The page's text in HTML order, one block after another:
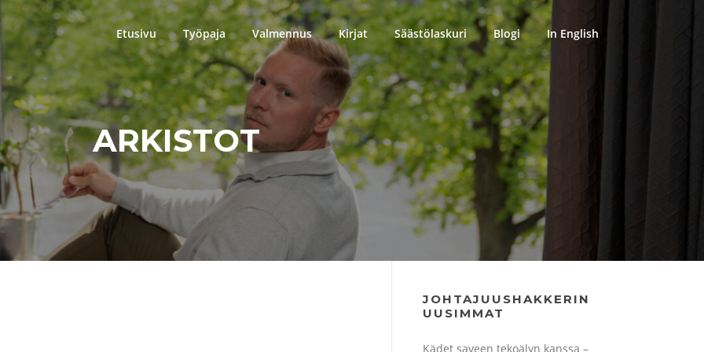
Etusivu Työpaja Valmennus Kirjat Säästölaskuri Blogi In English
ARKISTOT
JOHTAJUUSHAKKERIN
UUSIMMAT
Kädet saveen tekoälyn kanssa –